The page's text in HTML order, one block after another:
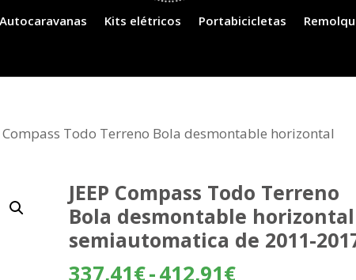
Kits elétricos Portabicicletas
Compass Todo Terreno Bola desmontable horizontal
JEEP Compass Todo Terreno
Bola desmontable horizontal
semiautomatica de 2011-
337,41€-412,91€Rango